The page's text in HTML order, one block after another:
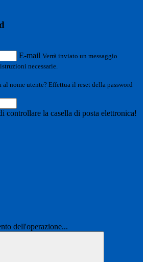
E-mail Verrà inviato un messaggio
necessarie.
al nome utente? Effettua il reset della password
controllare la casella di posta elettronica!
dell'operazione...